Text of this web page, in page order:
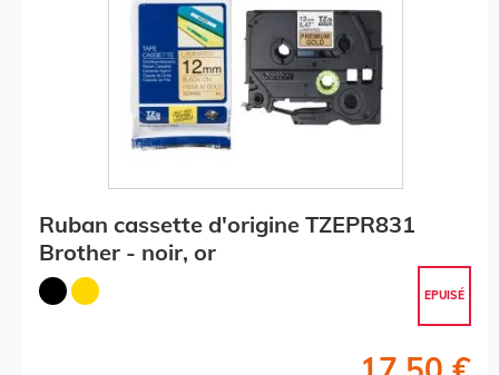
Ruban cassette d'origine TZEPR831
Brother - noir, or
EPUISÉ